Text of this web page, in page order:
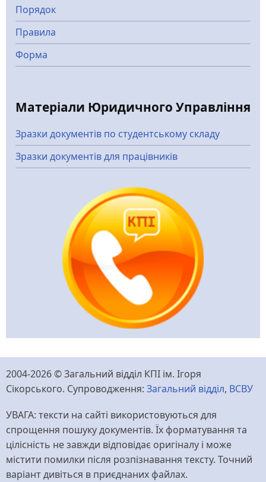
Порядок
Правила
Форма
Матеріали Юридичного Управління
Зразки документів по студентському складу
Зразки документів для працівників
2004-2026 © Загальний відділ КПІ ім. Ігоря
Сікорського. Супроводження: Загальний відділ, ВСВУ
УВАГА: тексти на сайті використовуються для
спрощення пошуку документів. Їх форматування та
цілісність не завжди відповідає оригіналу і може
містити помилки після розпізнавання тексту. Точний
варіант дивіться в приєднаних файлах.